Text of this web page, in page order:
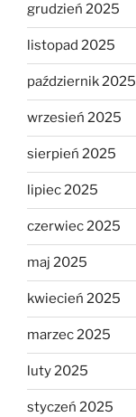
grudzień 2025
listopad 2025
październik 2025
wrzesień 2025
sierpień 2025
lipiec 2025
czerwiec 2025
maj 2025
kwiecień 2025
marzec 2025
luty 2025
styczeń 2025